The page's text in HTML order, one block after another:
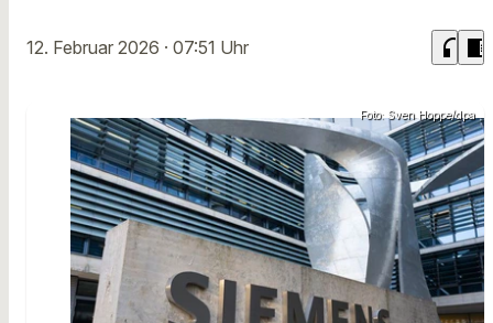
12. Februar 2026 · 07:51 Uhr headphones chrome_reader_mode
Foto: Sven Hoppe/dpa